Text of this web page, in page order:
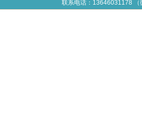
联系电话：13646031178